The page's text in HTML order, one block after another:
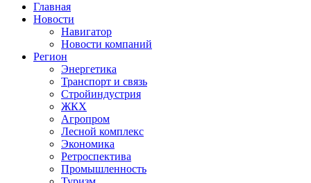
Главная
Новости
Навигатор
Новости компаний
Регион
Энергетика
Транспорт и связь
Стройиндустрия
ЖКХ
Агропром
Лесной комплекс
Экономика
Ретроспектива
Промышленность